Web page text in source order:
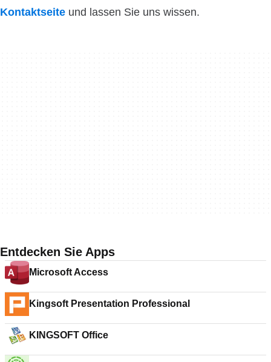
Kontaktseite und lassen Sie uns wissen.
Entdecken Sie Apps
Microsoft Access
Kingsoft Presentation Professional
KINGSOFT Office